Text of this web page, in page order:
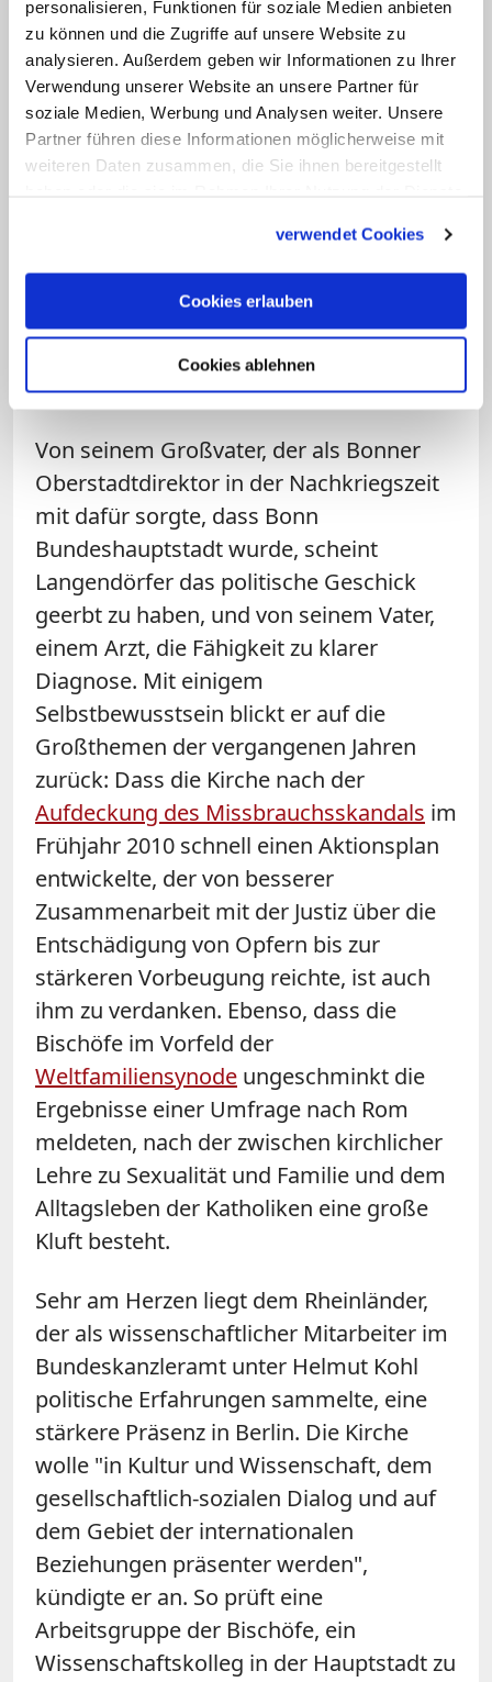
personalisieren, Funktionen für soziale Medien anbieten
zu können und die Zugriffe auf unsere Website zu
analysieren. Außerdem geben wir Informationen zu Ihrer
Verwendung unserer Website an unsere Partner für
soziale Medien, Werbung und Analysen weiter. Unsere
Partner führen diese Informationen möglicherweise mit
weiteren Daten zusammen, die Sie ihnen bereitgestellt
verwendet Cookies
Cookies erlauben
Cookies ablehnen
Vom neuen Messbuch bis zur
schmerzlich durchgezogenen Trennung
vom Weltbildverlag reicht die Palette. Als
Sekretär hat er auch weitere Ämter, etwa
im ZDF-Fernsehrat. Gegenwind begegnet
mit Gelassenheit und viel rheinischem
Humor. Rückhalt findet er in seiner
Familie, im Freundeskreis und im
Jesuitenorden.
Politisches Geschick bei Krisenthemen
Von seinem Großvater, der als Bonner
Oberstadtdirektor in der Nachkriegszeit
mit dafür sorgte, dass Bonn
Bundeshauptstadt wurde, scheint
Langendörfer das politische Geschick
geerbt zu haben, und von seinem Vater,
einem Arzt, die Fähigkeit zu klarer
Diagnose. Mit einigem
Selbstbewusstsein blickt er auf die
Großthemen der vergangenen Jahren
zurück: Dass die Kirche nach der
Aufdeckung des Missbrauchsskandals im
Frühjahr 2010 schnell einen Aktionsplan
entwickelte, der von besserer
Zusammenarbeit mit der Justiz über die
Entschädigung von Opfern bis zur
stärkeren Vorbeugung reichte, ist auch
ihm zu verdanken. Ebenso, dass die
Bischöfe im Vorfeld der
Weltfamiliensynode ungeschminkt die
Ergebnisse einer Umfrage nach Rom
meldeten, nach der zwischen kirchlicher
Lehre zu Sexualität und Familie und dem
Alltagsleben der Katholiken eine große
Kluft besteht.
Sehr am Herzen liegt dem Rheinländer,
der als wissenschaftlicher Mitarbeiter im
Bundeskanzleramt unter Helmut Kohl
politische Erfahrungen sammelte, eine
stärkere Präsenz in Berlin. Die Kirche
wolle "in Kultur und Wissenschaft, dem
gesellschaftlich-sozialen Dialog und auf
dem Gebiet der internationalen
Beziehungen präsenter werden",
kündigte er an. So prüft eine
Arbeitsgruppe der Bischöfe, ein
Wissenschaftskolleg in der Hauptstadt zu